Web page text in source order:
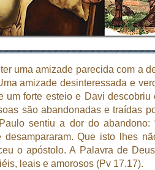
uma amizade parecida com a
amizade desinteressada e
um forte esteio e Davi descobriu
são abandonadas e traídas
sentiu a dor do abandono:
desampararam. Que isto lhes
o apóstolo. A Palavra de
leais e amorosos (Pv 17.17).